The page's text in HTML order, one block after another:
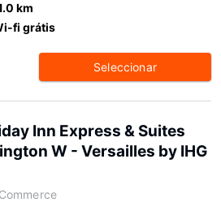
km
fi grátis
Seleccionar
Inn Express & Suites
W - Versailles by IHG